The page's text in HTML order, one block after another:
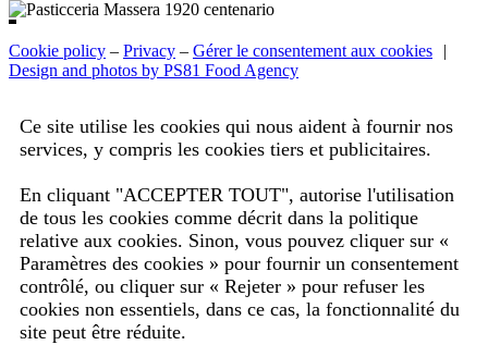
Cookie policy – Privacy – Gérer le consentement aux cookies
|
Design and photos by PS81 Food Agency
Ce site utilise les cookies qui nous aident à fournir nos
services, y compris les cookies tiers et publicitaires.
En cliquant "ACCEPTER TOUT", autorise l'utilisation
de tous les cookies comme décrit dans la politique
relative aux cookies. Sinon, vous pouvez cliquer sur «
Paramètres des cookies » pour fournir un consentement
contrôlé, ou cliquer sur « Rejeter » pour refuser les
cookies non essentiels, dans ce cas, la fonctionnalité du
site peut être réduite.